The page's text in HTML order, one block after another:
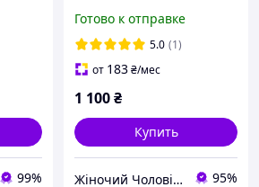
99%
рожевий чорний
Готово к отправке
5.0 (1)
от 183₴/мес
1 100₴
Купить
Жіночий Чоловічий Дитячий Одяг Анжеліка 95%